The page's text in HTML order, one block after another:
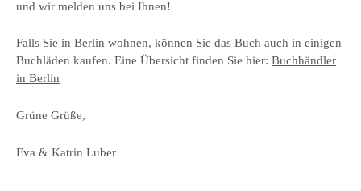
und wir melden uns bei Ihnen!
Falls Sie in Berlin wohnen, können Sie das Buch auch in einigen
Buchläden kaufen. Eine Übersicht finden Sie hier: Buchhändler
in Berlin
Grüne Grüße,
Eva & Katrin Luber